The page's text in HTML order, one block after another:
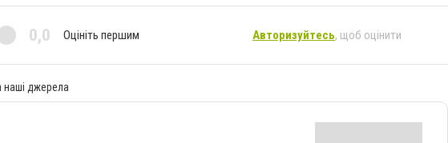
0,0 Оцініть першим Авторизуйтесь, щоб оцінити
наші джерела